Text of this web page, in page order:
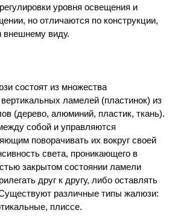
уровня освещения и
но отличаются по конструкции,
внешнему виду.
состоят из множества
ламелей (пластинок) из
(дерево, алюминий, пластик, ткань).
собой и управляются
поворачивать их вокруг своей
света, проникающего в
закрытом состоянии ламели
друг к другу, либо оставлять
различные типы жалюзи:
плиссе.